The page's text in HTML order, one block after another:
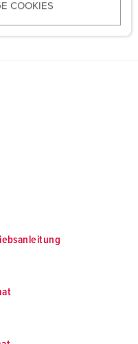
COOKIES